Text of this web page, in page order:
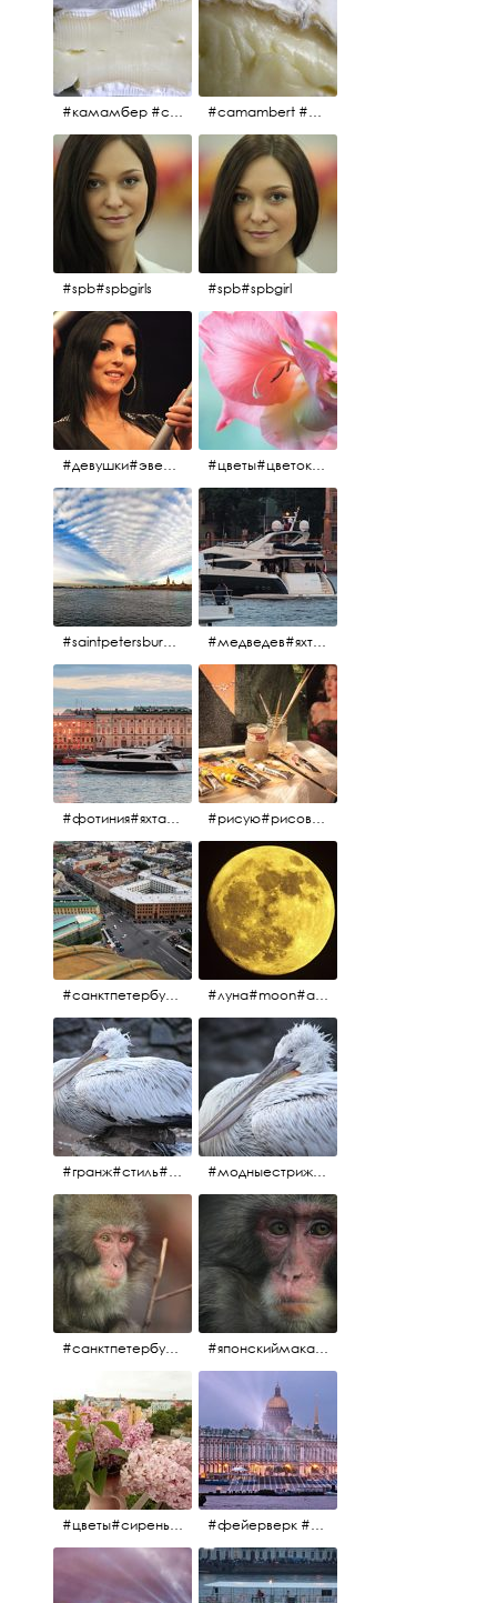
#камамбер #сыр #camambert #camambert #сыр#камамбер
#spb#spbgirls #spb#spbgirl
#девушки#эверласт#everlast#finland#southfinland#helsinki #цветы#цветок#нежность
#saintpetersburg #санктпетербург#нева#троицкиймост#питерскоеутро#петропавловскаякрепость #медведев#яхты#алыепаруса2023#белыеночи2013#санктпетербург #яхтафотиния#yacht#yachtphotinia
#фотиния#яхтафотиния#дмитриймедведев#медведев#яхта#алыепаруса2013#2013#алыепаруса #нева#санктпетербург #yachtphotinia#yacht #рисую#рисовать#краскихолстмасло#картина#холст#кисточки#палитра#художник#портрет#aplgallery
#санктпетербург #исаакиевскийсобор #исакий #луна#moon#апрельскаялуна#санктпетербург
#гранж#стиль#тренд#тренд2017 #модныестрижки#санктпетербург #пеликан #птицы#причёски #модныестрижки#стильныестрижки#причёски#зоопарк #пеликан#санктпетербург #причёскиподуше
#санктпетербург #macacafuscata #macaca #ленинградскийзоопарк #снежнаяобезьяна #японскиймакак #макака #зоопарк #японскиймакак#снежнаяобезьяна#приматы#макака#зоопарк#животные#ленинградскийзоопарк#macaca#macacafuscata#санктпетербург
#цветы#сирень #розоваясирень #натюрморт #натюрмортсцветами #весна2012 #пробуждение #фейерверк #салют #парусник #санктпетербург #белыеночи2012 #белыеночи #алыепаруса2012 #алыепаруса #нева